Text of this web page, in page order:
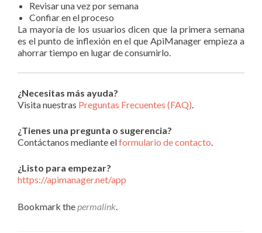
Revisar una vez por semana
Confiar en el proceso
La mayoría de los usuarios dicen que la primera semana
es el punto de inflexión en el que ApiManager empieza a
ahorrar tiempo en lugar de consumirlo.
¿Necesitas más ayuda?
Visita nuestras Preguntas Frecuentes (FAQ)
¿Tienes una pregunta o sugerencia?
Contáctanos mediante elformulario de contacto
¿Listo para empezar?
https://apimanager.net/app
Bookmark the permalink